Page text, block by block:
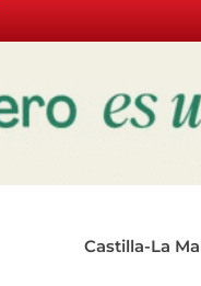
Castilla-La